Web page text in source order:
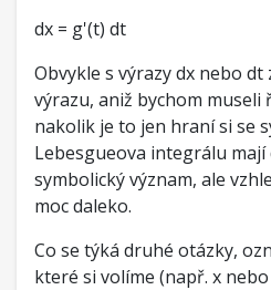
dx = g'(t) dt
Obvykle s výrazy dx nebo
výrazu, aniž bychom museli
nakolik je to jen hraní si se
Lebesgueova integrálu mají
symbolický význam, ale
moc daleko.
Co se týká druhé otázky,
které si volíme (např. x